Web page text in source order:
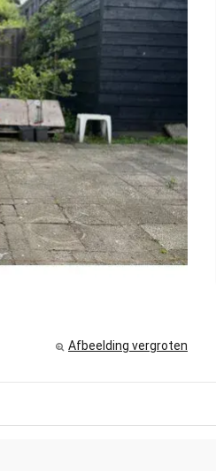
Afbeelding vergroten